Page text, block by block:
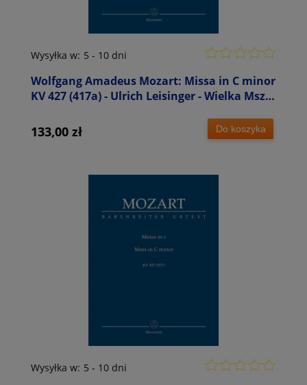
Wolfgang Amadeus Mozart: Missa in C minor
KV 427 (417a) - Ulrich Leisinger - Wielka Msza
Wysyłka w: 5 - 10 dni
133,00 zł Do koszyka
Wysyłka w: 5 - 10 dni